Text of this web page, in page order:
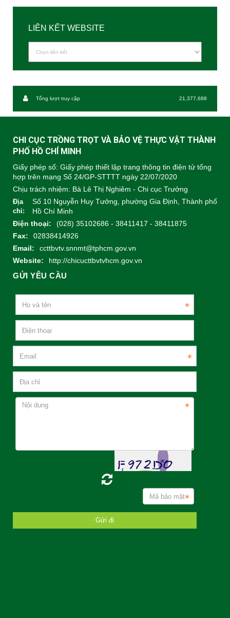
LIÊN KẾT WEBSITE
Tổng lượt truy cập 21,377,688
CHI CỤC TRỒNG TRỌT VÀ BẢO VỆ THỰC VẬT THÀNH
PHỐ HỒ CHÍ MINH
Giấy phép số: Giấy phép thiết lập trang thông tin điện tử tổng
hợp trên mạng Số 24/GP-STTTT ngày 22/07/2020
Chịu trách nhiệm: Bà Lê Thị Nghiêm - Chi cục Trưởng
Địa
chỉ:
Số 10 Nguyễn Huy Tưởng, phường Gia Định, Thành phố
Hồ Chí Minh
Điện thoại:
(028) 35102686 - 38411417 - 38411875
Fax:
02838414926
Email:
ccttbvtv.snnmt@tphcm.gov.vn
Website:
http://chicucttbvtvhcm.gov.vn
GỬI YÊU CẦU